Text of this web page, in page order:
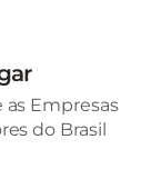
as Empresas
do Brasil